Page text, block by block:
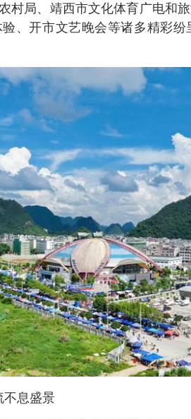
村局、靖西市文化体育广电和
、开市文艺晚会等诸多精彩
不息盛景